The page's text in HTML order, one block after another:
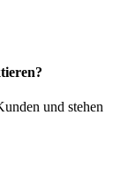
und stehen